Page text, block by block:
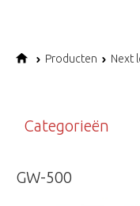
Producten Next
Categorieën
GW-500